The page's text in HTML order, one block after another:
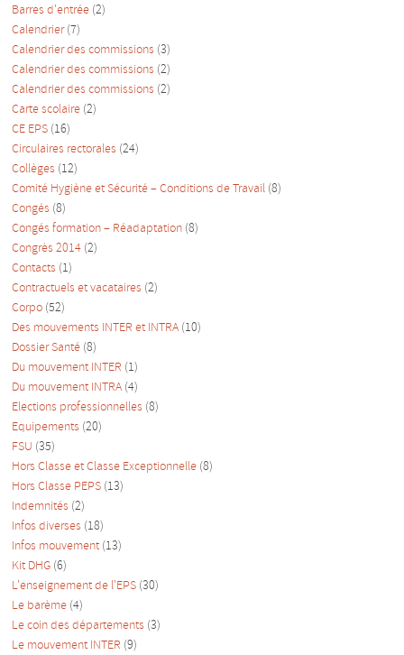
Barres d'entrée (2)
Calendrier(7)
Calendrier des commissions (3)
Calendrier des commissions (2)
Calendrier des commissions (2)
Carte scolaire (2)
CE EPS (16)
Circulaires rectorales (24)
Collèges (12)
Comité Hygiène et Sécurité – Conditions de Travail (8)
Congés (8)
Congés formation – Réadaptation (8)
Congrès 2014 (2)
Contacts (1)
Contractuels et vacataires (2)
Corpo (52)
Des mouvements INTER et INTRA (10)
Dossier Santé (8)
Du mouvement INTER (1)
Du mouvement INTRA (4)
Elections professionnelles (8)
Equipements (20)
FSU (35)
Hors Classe et Classe Exceptionnelle (8)
Hors Classe PEPS (13)
Indemnités (2)
Infos diverses (18)
Infos mouvement (13)
Kit DHG (6)
L'enseignement de l'EPS (30)
Le barème (4)
Le coin des départements (3)
Le mouvement INTER (9)